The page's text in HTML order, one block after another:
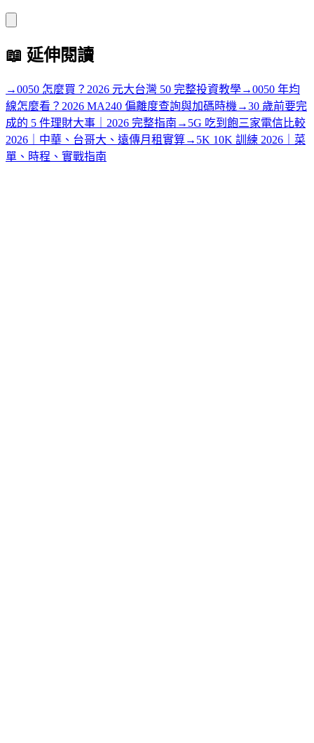
📖 延伸閱讀
→0050 怎麼買？2026 元大台灣 50 完整投資教學→0050 年均
線怎麼看？2026 MA240 偏離度查詢與加碼時機 →30 歲前要完
成的 5 件理財大事｜2026 完整指南 → 5G 吃到飽三家電信比較
2026｜中華、台哥大、遠傳月租實算→ 5K 10K 訓練 2026｜菜
單、時程、實戰指南